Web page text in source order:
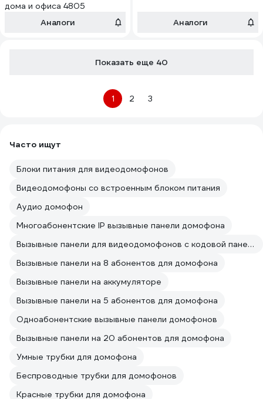
дома и офиса 4805
Аналоги
Аналоги
Показать еще 40
1 2 3
Часто ищут
Блоки питания для видеодомофонов
Видеодомофоны со встроенным блоком питания
Аудио домофон
Многоабонентские IP вызывные панели домофона
Вызывные панели для видеодомофонов с кодовой панелью
Вызывные панели на 8 абонентов для домофона
Вызывные панели на аккумуляторе
Вызывные панели на 5 абонентов для домофона
Одноабонентские вызывные панели домофонов
Вызывные панели на 20 абонентов для домофона
Умные трубки для домофона
Беспроводные трубки для домофонов
Красные трубки для домофона